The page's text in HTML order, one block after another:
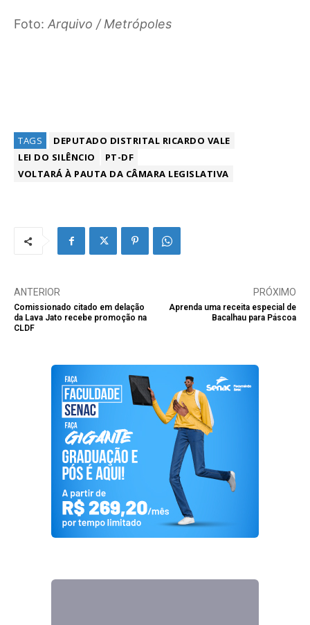
Foto: Arquivo / Metrópoles
TAGS
DEPUTADO DISTRITAL RICARDO VALE
LEI DO SILÊNCIO
PT-DF
VOLTARÁ À PAUTA DA CÂMARA LEGISLATIVA
ANTERIOR
Comissionado citado em delação
da Lava Jato recebe promoção na
CLDF
PRÓXIMO
Aprenda uma receita especial de
Bacalhau para Páscoa